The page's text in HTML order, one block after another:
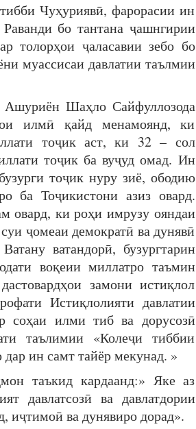
Чуҳуриявӣ, фарорасии ин
бо тантана ҷашнгирии
толорҳои ҷаласавии зебо бо
муассисаи давлатии таълмии
Шаҳло Сайфуллозода
илмӣ қайд менамоянд, ки
тоҷик аст, ки 32 – сол
тоҷик ба вуҷуд омад. Ин
тоҷик нуру зиё, ободию
ба Тоҷикистони азиз овард.
овард, ки роҳи имрузу ояндаи
ҷомеаи демократӣ ва дунявӣ
ватандорӣ, бузургтарин
воқеии миллатро таъмин
замони истиқлол
Истиқлолияти давлатии
соҳаи илми тиб ва дорусозӣ
таълимии «Колеҷи тиббии
ин самт тайёр мекунад. »
таъкид кардаанд:» Яке аз
давлатсозӣ ва давлатдории
ва дунявиро дорад».